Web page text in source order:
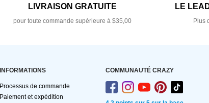
LIVRAISON GRATUITE
pour toute commande supérieure à $35,00
LE
Plus
INFORMATIONS
Processus de commande
Paiement et expédition
COMMUNAUTÉ CRAZY